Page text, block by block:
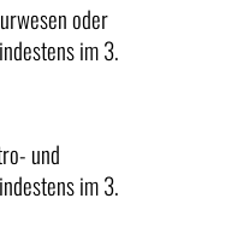
oder
im 3.
und
im 3.